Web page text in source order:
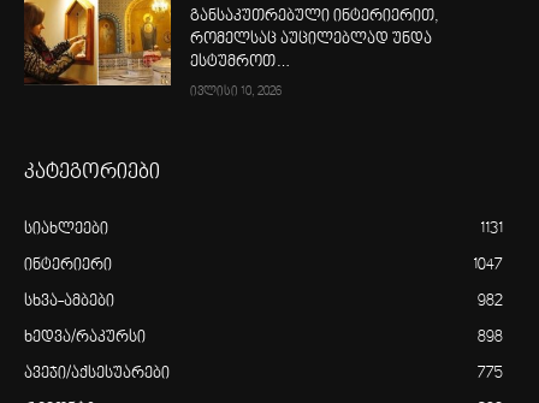
განსაკუთრებული ინტერიერით,
რომელსაც აუცილებლად უნდა
ესტუმროთ…
ივლისი 10, 2026
კატეგორიები
სიახლეები 1131
ინტერიერი 1047
სხვა-ამბები 982
ხედვა/რაკურსი 898
ავეჯი/აქსესუარები 775